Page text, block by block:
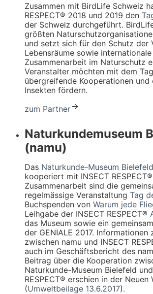
Zusammen mit BirdLife Schweiz
RESPECT® 2018 und 2019 den
der Schweiz durchgeführt.
größten
und setzt sich für den Schutz der
Lebensräume sowie internationale
Zusammenarbeit im Naturschutz
Veranstalter möchten mit dem
übergreifende Kooperationen
Insekten fördern.
zum Partner
Naturkundemuseum
(namu)
Das Naturkunde-Museum Bielefeld
kooperiert mit INSECT
Zusammenarbeit sind die
regelmässige Veranstaltung Tag
Buchspenden von Warum jede
Leihgabe der INSECT RESPECT®
das Museum sowie ein
der GENIALE 2017. Informationen
zwischen namu und INSECT
auch im Geschäftsbericht des
Beitrag über die Kooperation
Naturkunde-Museum Bielefeld
RESPECT® erschien in der Neuen
(Umweltbeilage 13.6.2017).